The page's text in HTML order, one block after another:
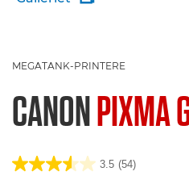
MEGATANK-PRINTERE
CANONPIXMA
3.5 (54)